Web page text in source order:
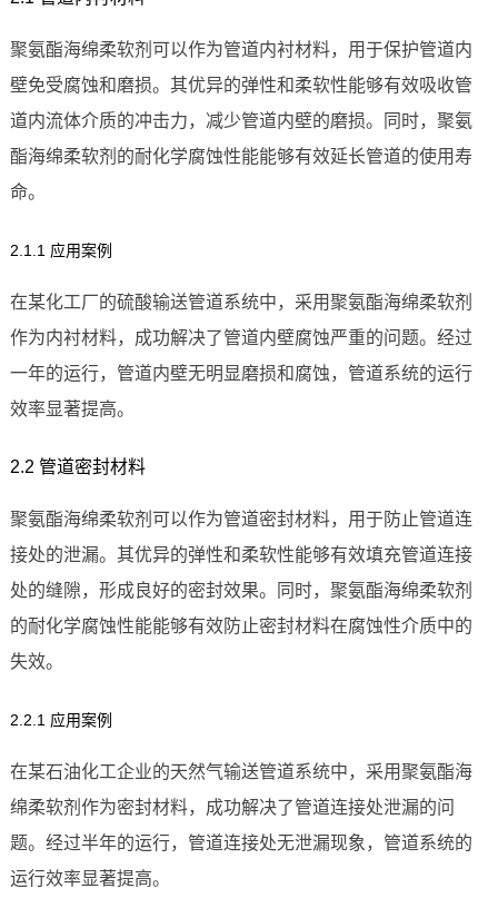
聚氨酯海绵柔软剂可以作为管道内衬材料，用于保护管道内
壁免受腐蚀和磨损。其优异的弹性和柔软性能够有效吸收管
道内流体介质的冲击力，减少管道内壁的磨损。同时，聚氨
酯海绵柔软剂的耐化学腐蚀性能能够有效延长管道的使用寿
命。
2.1.1 应用案例
在某化工厂的硫酸输送管道系统中，采用聚氨酯海绵柔软剂
作为内衬材料，成功解决了管道内壁腐蚀严重的问题。经过
一年的运行，管道内壁无明显磨损和腐蚀，管道系统的运行
效率显著提高。
2.2 管道密封材料
聚氨酯海绵柔软剂可以作为管道密封材料，用于防止管道连
接处的泄漏。其优异的弹性和柔软性能够有效填充管道连接
处的缝隙，形成良好的密封效果。同时，聚氨酯海绵柔软剂
的耐化学腐蚀性能能够有效防止密封材料在腐蚀性介质中的
失效。
2.2.1 应用案例
在某石油化工企业的天然气输送管道系统中，采用聚氨酯海
绵柔软剂作为密封材料，成功解决了管道连接处泄漏的问
题。经过半年的运行，管道连接处无泄漏现象，管道系统的
运行效率显著提高。